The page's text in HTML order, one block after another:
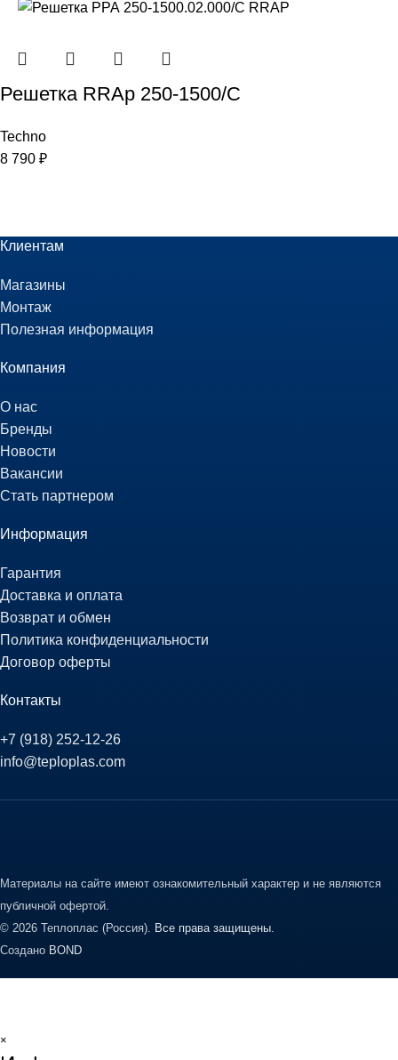
Решетка RRAp 250-1500/С
Techno
8 790 ₽
Клиентам
Магазины
Монтаж
Полезная информация
Компания
О нас
Бренды
Новости
Вакансии
Стать партнером
Информация
Гарантия
Доставка и оплата
Возврат и обмен
Политика конфиденциальности
Договор оферты
Контакты
+7 (918) 252-12-26
info@teploplas.com
Материалы на сайте имеют ознакомительный характер и не являются
публичной офертой.
© 2026 Теплоплас (Россия). Все права защищены.
Создано BOND
×